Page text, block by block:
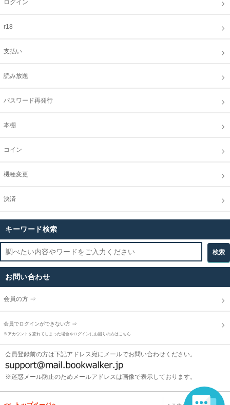
ログイン
r18
支払い
読み放題
パスワード再発行
本棚
コイン
機種変更
決済
キーワード検索
お問い合わせ
会員の方 ⇒
会員でログインができない方 ⇒
※アカウントを忘れてしまった場合やログインにお困りの方はこちら
会員登録前の方は下記アドレス宛にメールでお問い合わせください。
※迷惑メール防止のためメールアドレスは画像で表示しております。